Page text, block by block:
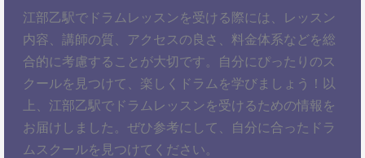
江部乙駅でドラムレッスンを受ける際には、レッスン
内容、講師の質、アクセスの良さ、料金体系などを総
合的に考慮することが大切です。自分にぴったりのス
クールを見つけて、楽しくドラムを学びましょう！以
上、江部乙駅でドラムレッスンを受けるための情報を
お届けしました。ぜひ参考にして、自分に合ったドラ
ムスクールを見つけてください。